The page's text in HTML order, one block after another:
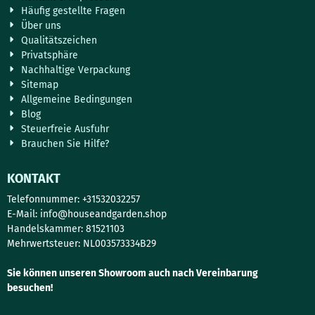
Häufig gestellte Fragen
Über uns
Qualitätszeichen
Privatsphäre
Nachhaltige Verpackung
Sitemap
Allgemeine Bedingungen
Blog
Steuerfreie Ausfuhr
Brauchen Sie Hilfe?
KONTAKT
Telefonnummer: +31532032257
E-Mail: info@houseandgarden.shop
Handelskammer: 81521103
Mehrwertsteuer: NL003573334B29
Sie können unseren Showroom auch nach Vereinbarung
besuchen!